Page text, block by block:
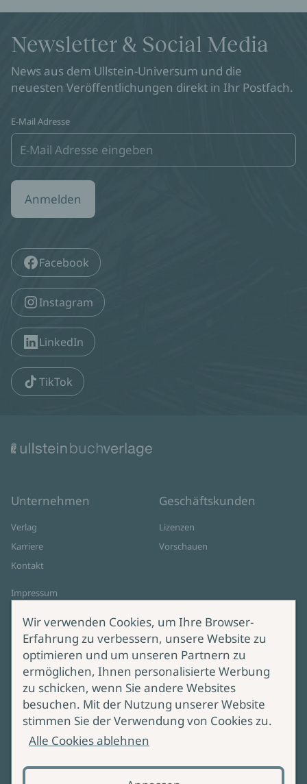
Newsletter & Social Media
News aus dem Ullstein-Universum und die
neuesten Veröffentlichungen direkt in Ihr Postfach.
E-Mail Adresse
Anmelden
Facebook
Instagram
LinkedIn
TikTok
Unternehmen
Verlag
Karriere
Kontakt
Impressum
Cookie-Einstellungen
AGB Online Shop
Geschäftskunden
Lizenzen
Vorschauen
Service
Lieferung & Versand
Produktsicherheit
Bei Fragen zur Produktsicherheit
wenden Sie sich bitte an
Wir verwenden Cookies, um Ihre Browser-
Erfahrung zu verbessern, unsere Website zu
optimieren und um unseren Partnern zu
ermöglichen, Ihnen personalisierte Werbung
zu schicken, wenn Sie andere Websites
besuchen. Mit der Nutzung unserer Website
stimmen Sie der Verwendung von Cookies zu.
Alle Cookies ablehnen